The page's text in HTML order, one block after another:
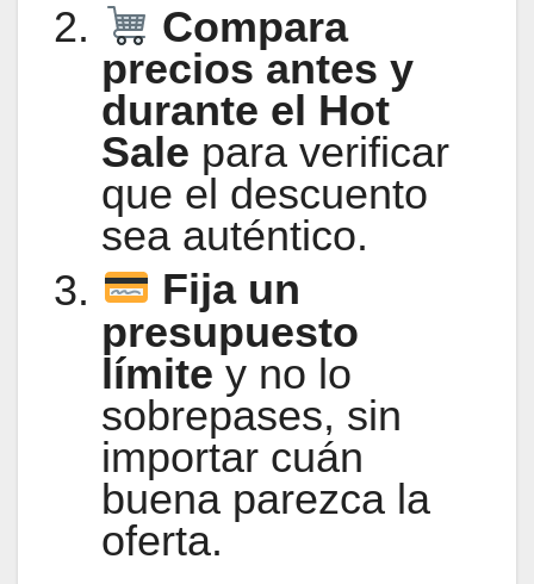
Compara
precios antes y
durante el Hot
Sale para verificar
que el descuento
sea auténtico.
Fija un
presupuesto
límite y no lo
sobrepases, sin
importar cuán
buena parezca la
oferta.